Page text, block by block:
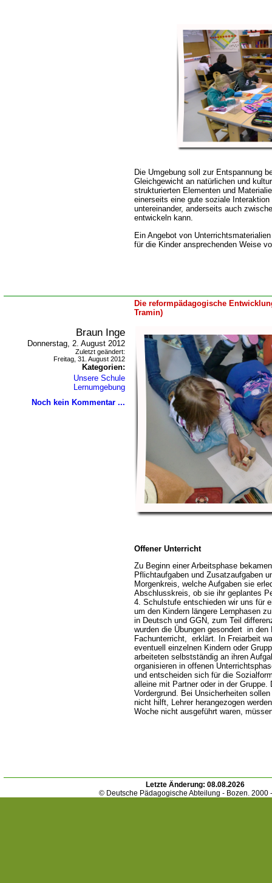
Die Umgebung soll zur Entspannung
Gleichgewicht an natürlichen und
strukturierten Elementen und
einerseits eine gute soziale
untereinander, anderseits auch
entwickeln kann.
Ein Angebot von
für die Kinder ansprechenden Weise
Die reformpädagogische
Tramin)
Braun Inge
Donnerstag, 2. August 2012
Zuletzt geändert:
Freitag, 31. August 2012
Kategorien:
Unsere Schule
Lernumgebung
Noch kein Kommentar ...
Offener Unterricht
Zu Beginn einer Arbeitsphase
Pflichtaufgaben und Zusatzaufgaben
Morgenkreis, welche Aufgaben sie
Abschlusskreis, ob sie ihr geplantes
4. Schulstufe entschieden wir uns für
um den Kindern längere Lernphasen
in Deutsch und GGN, zum Teil
wurden die Übungen gesondert in den
Fachunterricht, erklärt. In Freiarbeit
eventuell einzelnen Kindern oder
arbeiteten selbstständig an ihren
organisieren in offenen
und entscheiden sich für die
alleine mit Partner oder in der
Vordergrund. Bei Unsicherheiten
nicht hilft, Lehrer herangezogen
Woche nicht ausgeführt waren,
Letzte Änderung: 08.08.2026
© Deutsche Pädagogische Abteilung - Bozen. 2000